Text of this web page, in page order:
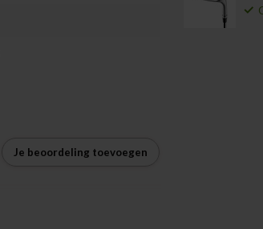
Je beoordeling toevoegen